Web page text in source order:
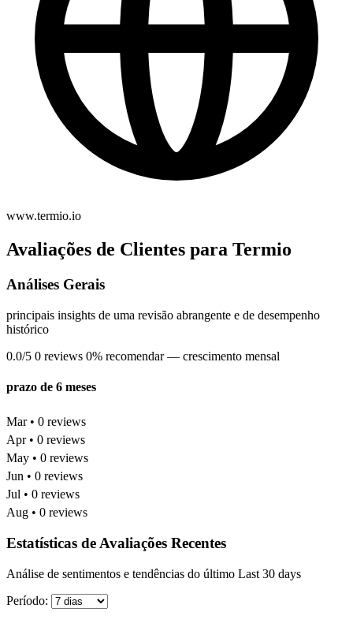
www.termio.io
Avaliações de Clientes para Termio
Análises Gerais
principais insights de uma revisão abrangente e de desempenho
histórico
0.0/5 0 reviews 0% recomendar — crescimento mensal
prazo de 6 meses
Mar • 0 reviews
Apr • 0 reviews
May • 0 reviews
Jun • 0 reviews
Jul • 0 reviews
Aug • 0 reviews
Estatísticas de Avaliações Recentes
Análise de sentimentos e tendências do último Last 30 days
Período: